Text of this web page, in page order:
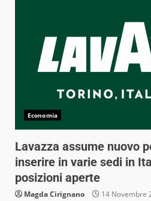
Economia
Lavazza assume nuovo
inserire in varie sedi in
posizioni aperte
Magda Cirignano 14 Novembre